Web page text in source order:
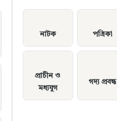
নাটক পত্রিকা
প্রাচীন ও
মধ্যযুগ
গদ্য প্রবন্ধ